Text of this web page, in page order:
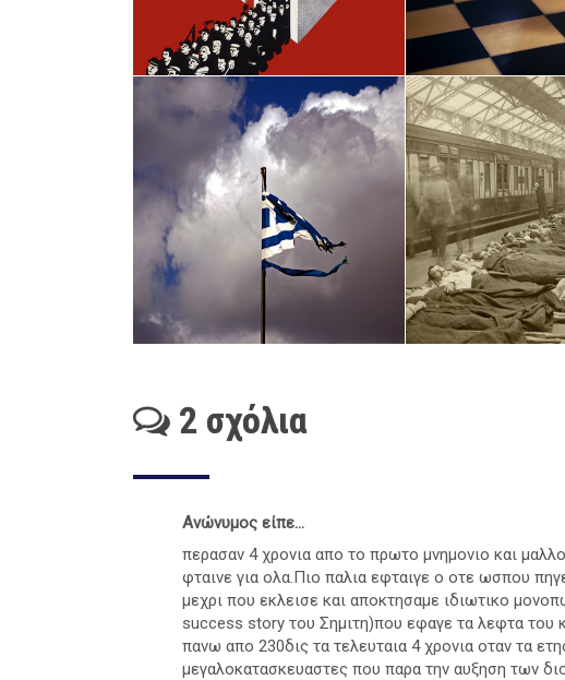
2 σχόλια
Ανώνυμος είπε...
περασαν 4 χρονια απο το πρωτο μνημονιο και
φταινε για ολα.Πιο παλια εφταιγε ο οτε ωσπου
μεχρι που εκλεισε και αποκτησαμε ιδιωτικο
success story του Σημιτη)που εφαγε τα λεφτα του
πανω απο 230δις τα τελευταια 4 χρονια οταν τα
μεγαλοκατασκευαστες που παρα την αυξηση των